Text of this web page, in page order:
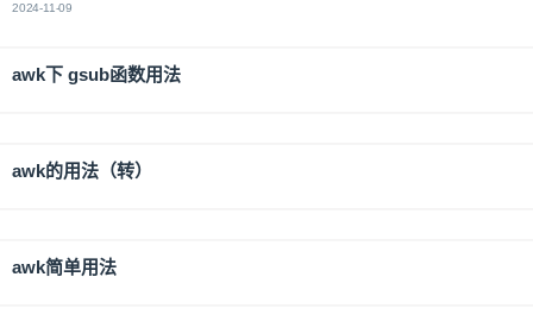
2024-11-09
awk下 gsub函数用法
awk的用法（转）
awk简单用法